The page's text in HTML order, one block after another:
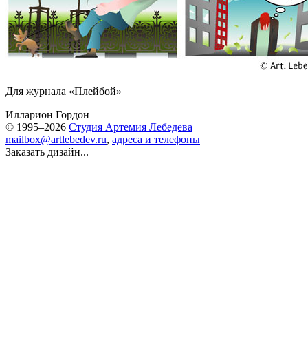
Для журнала «Плейбой»
Илларион Гордон
© 1995–2026 Студия Артемия Лебедева
mailbox@artlebedev.ru, адреса и телефоны
Заказать дизайн...